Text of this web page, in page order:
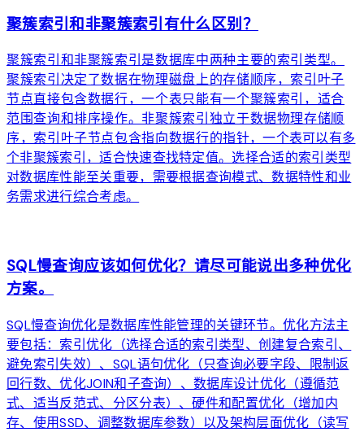
聚簇索引和非聚簇索引有什么区别？
聚簇索引和非聚簇索引是数据库中两种主要的索引类型。
聚簇索引决定了数据在物理磁盘上的存储顺序，索引叶子
节点直接包含数据行，一个表只能有一个聚簇索引，适合
范围查询和排序操作。非聚簇索引独立于数据物理存储顺
序，索引叶子节点包含指向数据行的指针，一个表可以有多
个非聚簇索引，适合快速查找特定值。选择合适的索引类型
对数据库性能至关重要，需要根据查询模式、数据特性和业
务需求进行综合考虑。
SQL慢查询应该如何优化？请尽可能说出多种优化
方案。
SQL慢查询优化是数据库性能管理的关键环节。优化方法主
要包括：索引优化（选择合适的索引类型、创建复合索引、
避免索引失效）、SQL语句优化（只查询必要字段、限制返
回行数、优化JOIN和子查询）、数据库设计优化（遵循范
式、适当反范式、分区分表）、硬件和配置优化（增加内
存、使用SSD、调整数据库参数）以及架构层面优化（读写